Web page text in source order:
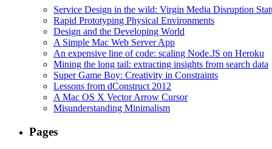
Service Design in the wild: Virgin Media Disruption
Rapid Prototyping Physical Environments
Design and the Developing World
A Simple Mac Web Server App
An expensive line of code: scaling Node.JS on Heroku
Mining the long tail: extracting insights from search data
Super Game Boy: Creativity in Constraints
Lessons from dConstruct 2012
A Mac OS X Vector Arrow Cursor
Misunderstanding Minimalism
Pages